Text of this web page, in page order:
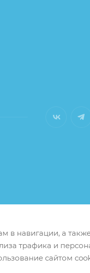
в навигации, а
трафика и
сайтом